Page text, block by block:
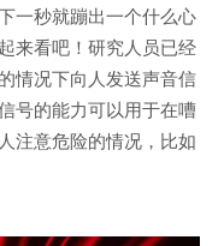
一秒就蹦出一个什么心
来看吧！研究人员已经
情况下向人发送声音信
号的能力可以用于在嘈
注意危险的情况，比如